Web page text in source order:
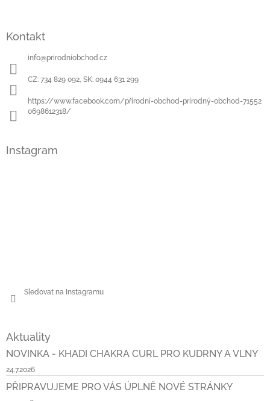
Kontakt
info@prirodniobchod.cz
CZ: 734 829 092, SK: 0944 631 299
https://www.facebook.com/přírodní-obchod-prírodný-obchod-71552
0698612318/
Instagram
Sledovat na Instagramu
Aktuality
NOVINKA - KHADI CHAKRA CURL PRO KUDRNY A VLNY
24.7.2026
PŘIPRAVUJEME PRO VÁS ÚPLNĚ NOVÉ STRÁNKY